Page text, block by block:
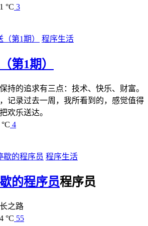
°C 3
程序生活
第1期）
持的追求有三点：技术、快乐、财富。
记录过去一周，我所看到的，感觉值得
欢乐送达。
4
程序生活
的程序员程序员
之路
°C 55